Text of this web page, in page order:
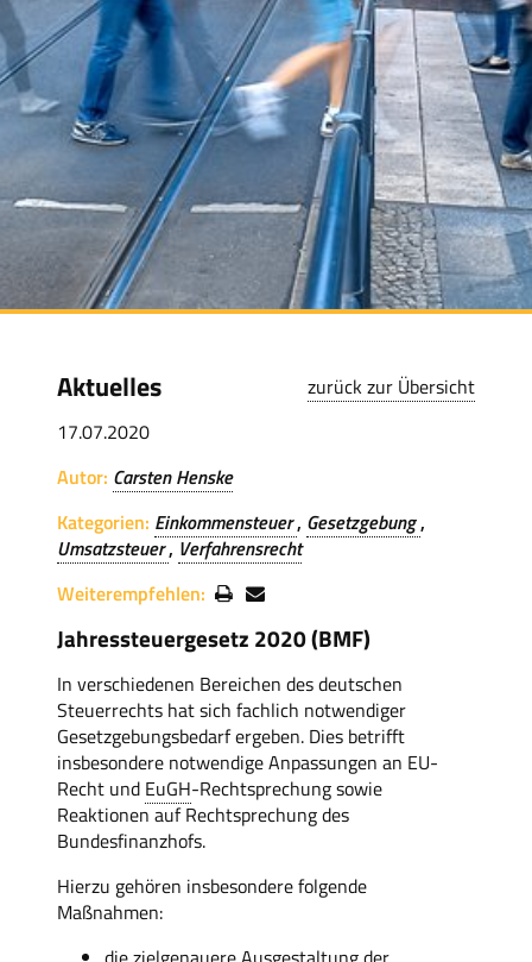
Aktuelles
17.07.2020
Autor: Carsten Henske
Kategorien: Einkommensteuer Gesetzgebung
Umsatzsteuer Verfahrensrecht
Weiterempfehlen:
zurück zur Übersicht
Jahressteuergesetz 2020 (BMF)
In verschiedenen Bereichen des deutschen
Steuerrechts hat sich fachlich notwendiger
Gesetzgebungsbedarf ergeben. Dies betrifft
insbesondere notwendige Anpassungen an EU-
Recht und EuGH-Rechtsprechung sowie
Reaktionen auf Rechtsprechung des
Bundesfinanzhofs.
Hierzu gehören insbesondere folgende
Maßnahmen: